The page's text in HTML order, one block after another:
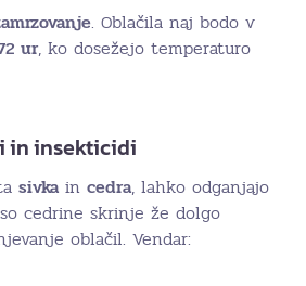
. Oblačila naj bodo v
ur, ko dosežejo temperaturo
in insekticidi
sivka in cedra, lahko odganjajo
cedrine skrinje že dolgo
oblačil. Vendar: